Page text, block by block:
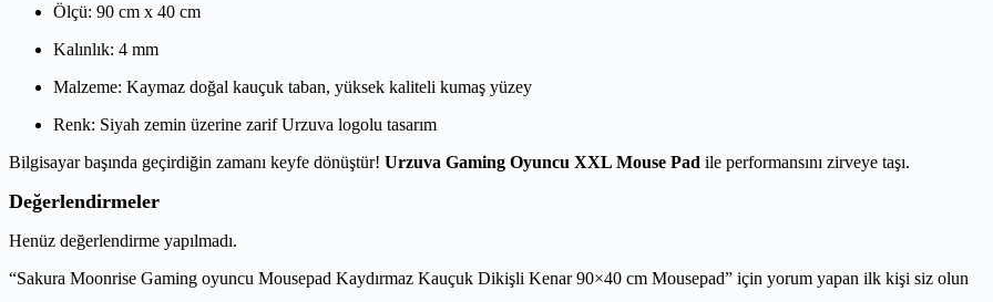
Ölçü: 90 cm x 40 cm
Kalınlık: 4 mm
Malzeme: Kaymaz doğal kauçuk taban, yüksek kaliteli kumaş yüzey
Renk: Siyah zemin üzerine zarif Urzuva logolu tasarım
Bilgisayar başında geçirdiğin zamanı keyfe dönüştür! Urzuva Gaming Oyuncu XXL Mouse Pad ile performansını zirveye taşı.
Değerlendirmeler
Henüz değerlendirme yapılmadı.
“Sakura Moonrise Gaming oyuncu Mousepad Kaydırmaz Kauçuk Dikişli Kenar 90×40 cm Mousepad” için yorum yapan ilk kişi siz olun